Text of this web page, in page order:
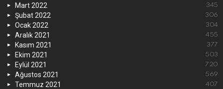
Mart 2022 345
Şubat 2022 306
Ocak 2022 304
Aralık 2021 455
Kasım 2021 377
Ekim 2021 503
Eylül 2021 720
Ağustos 2021 569
Temmuz 2021 407